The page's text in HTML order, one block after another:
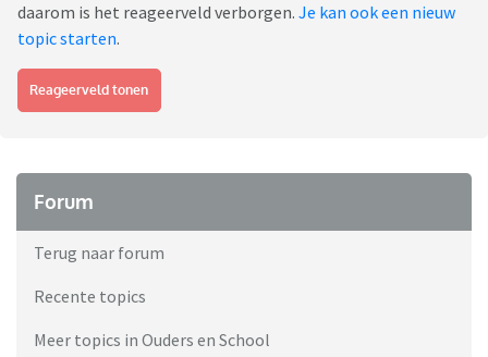
daarom is het reageerveld verborgen. Je kan ook een nieuw
topic starten.
Reageerveld tonen
Forum
Terug naar forum
Recente topics
Meer topics in Ouders en School